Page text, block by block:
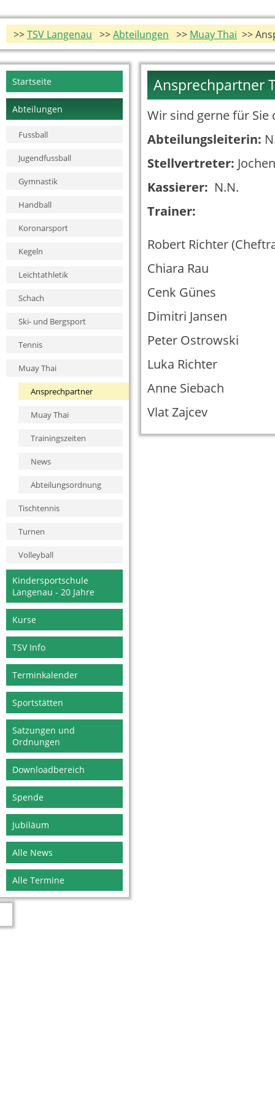
>>TSV Langenau >>Abteilungen >> Muay Thai >>
Ansprechpartner
Wir sind gerne für Sie
Abteilungsleiterin:
Stellvertreter:
Kassierer: N.N.
Trainer:
Robert Richter
Chiara Rau
Cenk Günes
Dimitri Jansen
Peter Ostrowski
Luka Richter
Anne Siebach
Vlat Zajcev
Navigation
überspringen
Startseite
Abteilungen
Fussball
Jugendfussball
Gymnastik
Handball
Koronarsport
Kegeln
Leichtathletik
Schach
Ski- und Bergsport
Tennis
Muay Thai
Ansprechpartner
Muay Thai
Trainingszeiten
News
Abteilungsordnung
Tischtennis
Turnen
Volleyball
Kindersportschule
Langenau - 20 Jahre
Kurse
TSV Info
Terminkalender
Sportstätten
Satzungen und
Ordnungen
Downloadbereich
Spende
Jubiläum
Alle News
Alle Termine